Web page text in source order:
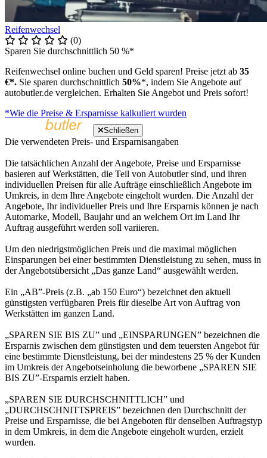
Reifenwechsel
(0)
Sparen Sie durchschnittlich 50 %*
Reifenwechsel online buchen und Geld sparen! Preise jetzt ab 35
€*. Sie sparen durchschnittlich 50%*, indem Sie Angebote auf
autobutler.de vergleichen. Erhalten Sie Angebot und Preis sofort!
*Wie die Preise & Ersparnisse kalkuliert wurden
Schließen
Die verwendeten Preis- und Ersparnisangaben
Die tatsächlichen Anzahl der Angebote, Preise und Ersparnisse
basieren auf Werkstätten, die Teil von Autobutler sind, und ihren
individuellen Preisen für alle Aufträge einschließlich Angebote im
Umkreis, in dem Ihre Angebote eingeholt wurden. Die Anzahl der
Angebote, Ihr individueller Preis und Ihre Ersparnis können je nach
Automarke, Modell, Baujahr und an welchem Ort im Land Ihr
Auftrag ausgeführt werden soll variieren.
Um den niedrigstmöglichen Preis und die maximal möglichen
Einsparungen bei einer bestimmten Dienstleistung zu sehen, muss in
der Angebotsübersicht „Das ganze Land“ ausgewählt werden.
Ein „AB”-Preis (z.B. „ab 150 Euro“) bezeichnet den aktuell
günstigsten verfügbaren Preis für dieselbe Art von Auftrag von
Werkstätten im ganzen Land.
„SPAREN SIE BIS ZU” und „EINSPARUNGEN” bezeichnen die
Ersparnis zwischen dem günstigsten und dem teuersten Angebot für
eine bestimmte Dienstleistung, bei der mindestens 25 % der Kunden
im Umkreis der Angebotseinholung die beworbene „SPAREN SIE
BIS ZU”-Ersparnis erzielt haben.
„SPAREN SIE DURCHSCHNITTLICH” und
„DURCHSCHNITTSPREIS” bezeichnen den Durchschnitt der
Preise und Ersparnisse, die bei Angeboten für denselben Auftragstyp
in dem Umkreis, in dem die Angebote eingeholt wurden, erzielt
wurden.